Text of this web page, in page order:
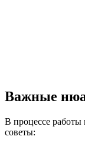
Важные
В процессе работы
советы: